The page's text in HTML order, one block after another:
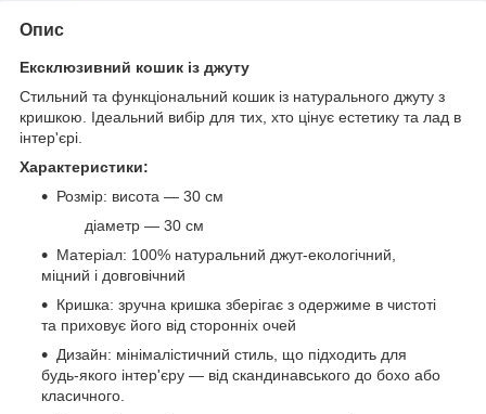
Опис
Ексклюзивний кошик із джуту
Стильний та функціональний кошик із натурального джуту з
кришкою. Ідеальний вибір для тих, хто цінує естетику та лад в
інтер'єрі.
Характеристики:
Розмір: висота — 30 см
діаметр — 30 см
Матеріал: 100% натуральний джут-екологічний,
міцний і довговічний
Кришка: зручна кришка зберігає з одержиме в чистоті
та приховує його від сторонніх очей
Дизайн: мінімалістичний стиль, що підходить для
будь-якого інтер'єру — від скандинавського до бохо або
класичного.